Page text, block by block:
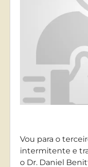
Vou para o
intermitente e
o Dr. Daniel